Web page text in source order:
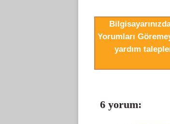
Yorumları
yardım
6 yorum: